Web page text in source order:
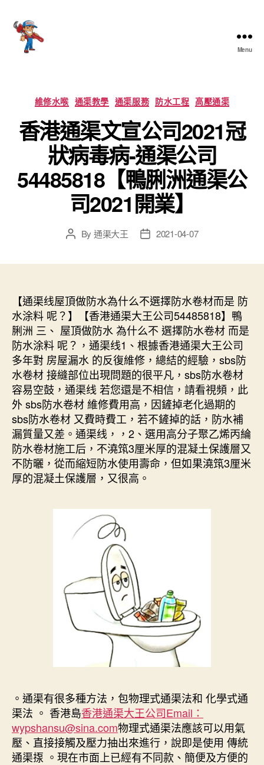
王
Menu
Categories
維修水喉 通渠教學 通渠服務 防水工程 高壓通渠
香港通渠文宣公司2021冠
狀病毒病-通渠公司
54485818【鴨脷洲通渠公
司2021開業】
PostBy 通渠大王
Post2021-04-07
【通渠线屋頂做防水為什么不選擇防水卷材而是 防
水涂料 呢？】【香港通渠大王公司54485818】鴨
脷洲 三、 屋頂做防水 為什么不 選擇防水卷材 而是
防水涂料 呢？，通渠线1、根據香港通渠大王公司
多年對 房屋漏水 的反復維修，總結的經驗，sbs防
水卷材 接縫部位出現問題的很平凡，sbs防水卷材
容易空鼓，通渠线 若您還是不相信，請看視頻，此
外 sbs防水卷材 維修費用高，因鏟掉老化過期的
sbs防水卷材 又費時費工，若不鏟掉的話，防水補
漏質量又差。通渠线，，2、選用高分子聚乙烯丙綸
防水卷材施工后，不澆筑3厘米厚的混凝土保護層又
不防曬，從而縮短防水使用壽命，但如果澆筑3厘米
厚的混凝土保護層，又很高。
。通渠有很多種方法，包物理式通渠法和 化學式通
渠法 。 香港島香港通渠大王公司Email：
wypshansu@sina.com物理式通渠法應該可以用氣
壓、直接接觸及壓力抽出來進行，說即是使用 傳統
通渠揼 。現在市面上已經有不同款、簡便及方便的